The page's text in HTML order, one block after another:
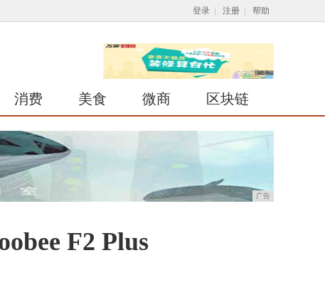
登录 注册 帮助
消费 美食 微商 区块链
广告
F2 Plus